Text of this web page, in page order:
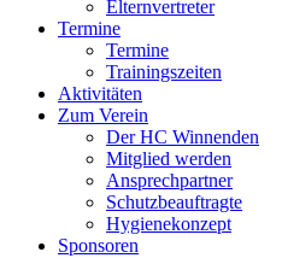
Elternvertreter
Termine
Termine
Trainingszeiten
Aktivitäten
Zum Verein
Der HC Winnenden
Mitglied werden
Ansprechpartner
Schutzbeauftragte
Hygienekonzept
Sponsoren